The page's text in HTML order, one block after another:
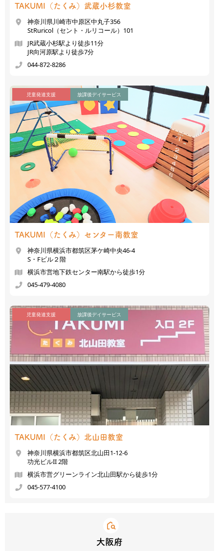
TAKUMI（たくみ） 武蔵小杉教室
神奈川県川崎市中原区中丸子356
StRuricol（セント・ルリコール）101
JR武蔵小杉駅より徒歩11分
JR向河原駅より徒歩7分
044-872-8286
TAKUMI（たくみ） センター南教室
児童発達支援 放課後デイサービス
神奈川県横浜市都筑区茅ケ崎中央46-4
S・Fビル２階
横浜市営地下鉄センター南駅から徒歩1分
045-479-4080
TAKUMI（たくみ） 北山田教室
児童発達支援 放課後デイサービス
神奈川県横浜市都筑区北山田1-12-6
功光ビルII 2階
横浜市営グリーンライン北山田駅から徒歩1分
045-577-4100
大阪府